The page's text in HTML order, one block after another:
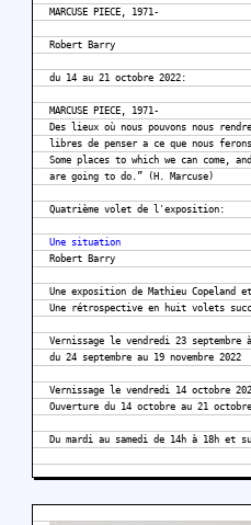
MARCUSE PIECE, 1971-
Robert Barry
du 14 au 21 octobre 2022:
MARCUSE PIECE, 1971-
Des lieux où nous pouvons nous
libres de penser a ce que nous
Some places to which we can come,
are going to do.” (H. Marcuse)
Quatrième volet de l'exposition:
Une situation
Robert Barry
Une exposition de Mathieu Copeland
Une rétrospective en huit volets
Vernissage le vendredi 23 septembre
du 24 septembre au 19 novembre 2022
Vernissage le vendredi 14 octobre
Ouverture du 14 octobre au 21
Du mardi au samedi de 14h à 18h et